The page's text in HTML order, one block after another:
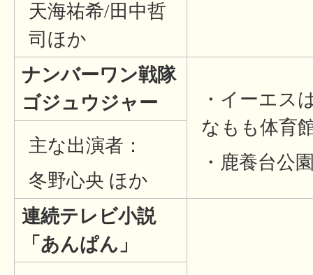
天海祐希/田中哲
司ほか
ナンバーワン戦隊
ゴジュウジャー
・イーエス
なもも体育
・鹿養台公
主な出演者：
冬野心央 ほか
連続テレビ小説
「あんぱん」